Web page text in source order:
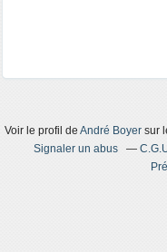
Voir le profil de André Boyer sur
Signaler un abus